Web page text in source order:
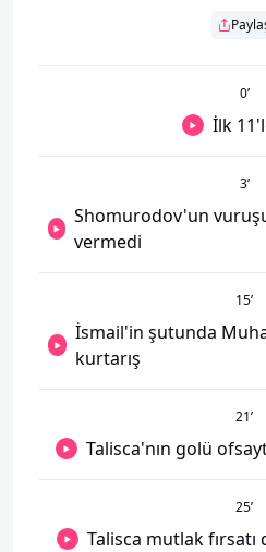
0’
İlk
3’
Shomurodov'un
vermedi
15’
İsmail'in şutunda
kurtarış
21’
Talisca'nın golü
25’
Talisca mutlak